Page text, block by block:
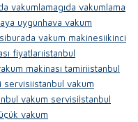
vakumlamagıda vakumlama
uygunhava vakum
vakum makinesiikinci
fiyatlarıistanbul
makinası tamiriistanbul
servisiistanbul vakum
vakum servisiİstanbul
vakum